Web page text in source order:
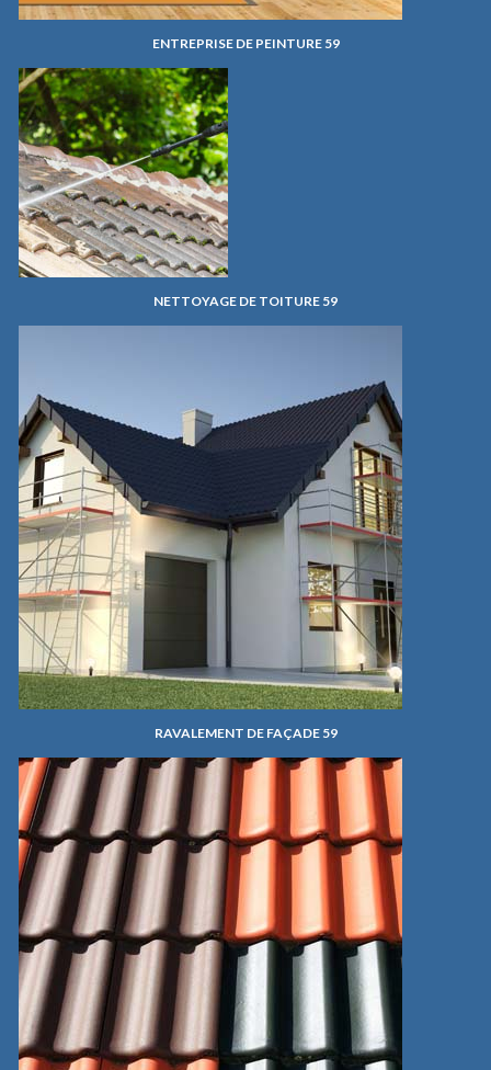
ENTREPRISE DE PEINTURE 59
NETTOYAGE DE TOITURE 59
RAVALEMENT DE FAÇADE 59